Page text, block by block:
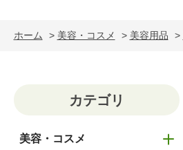
ホーム > 美容・コスメ > 美容用品 >
カテゴリ
美容・コスメ